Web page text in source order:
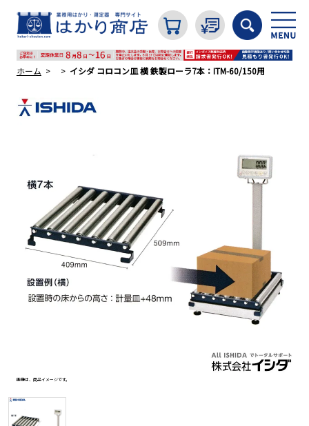
カテゴリから探す
温度計・湿度計
タイマー
濃度・環境測定
ホーム イシダ コロコン皿 横 鉄製ローラ7本：ITM-60/150用
画像は、商品イメージです。